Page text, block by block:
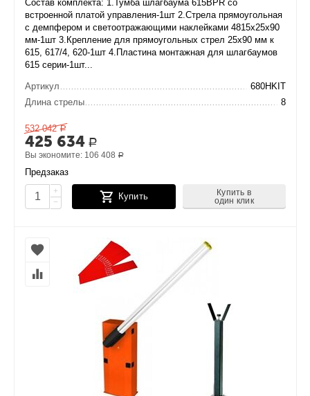
Состав комплекта: 1.Тумба шлагбаума 615BPR со
встроенной платой управления-1шт 2.Стрела прямоугольная
с демпфером и светоотражающими наклейками 4815х25х90
мм-1шт 3.Крепление для прямоугольных стрел 25х90 мм к
615, 617/4, 620-1шт 4.Пластина монтажная для шлагбаумов
615 серии-1шт...
Артикул
680HKIT
Длина стрелы
8
532 042 Р
425 634 Р
Вы экономите: 106 408 Р
Предзаказ
+
−
Купить
Купить в
один клик